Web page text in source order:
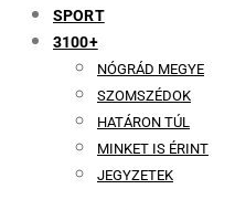
SPORT
3100+
NÓGRÁD MEGYE
SZOMSZÉDOK
HATÁRON TÚL
MINKET IS ÉRINT
JEGYZETEK